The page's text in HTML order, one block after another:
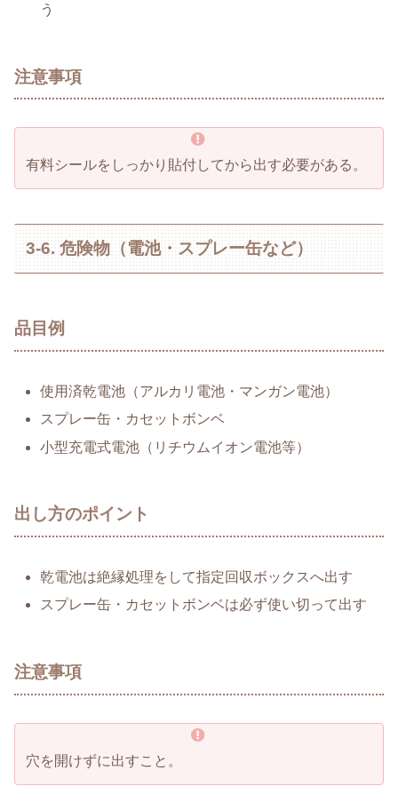
う
注意事項
有料シールをしっかり貼付してから出す必要がある。
3-6. 危険物（電池・スプレー缶など）
品目例
使用済乾電池（アルカリ電池・マンガン電池）
スプレー缶・カセットボンベ
小型充電式電池（リチウムイオン電池等）
出し方のポイント
乾電池は絶縁処理をして指定回収ボックスへ出す
スプレー缶・カセットボンベは必ず使い切って出す
注意事項
穴を開けずに出すこと。